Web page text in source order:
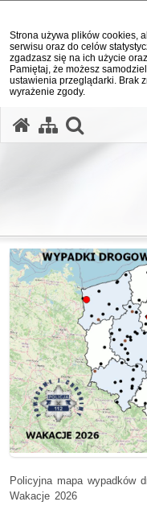
Strona używa plików cookies,
serwisu oraz do celów
zgadzasz się na ich użycie
Pamiętaj, że możesz
ustawienia przeglądarki. Brak
wyrażenie zgody.
Ważne informacje
Policyjna mapa wypadków
Wakacje 2026